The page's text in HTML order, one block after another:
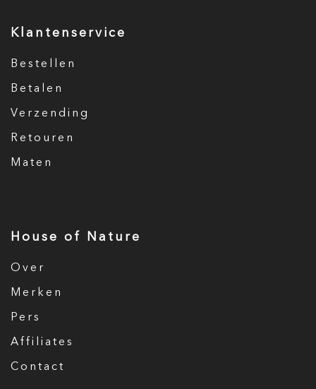
Klantenservice
Bestellen
Betalen
Verzending
Retouren
Maten
House of Nature
Over
Merken
Pers
Affiliates
Contact